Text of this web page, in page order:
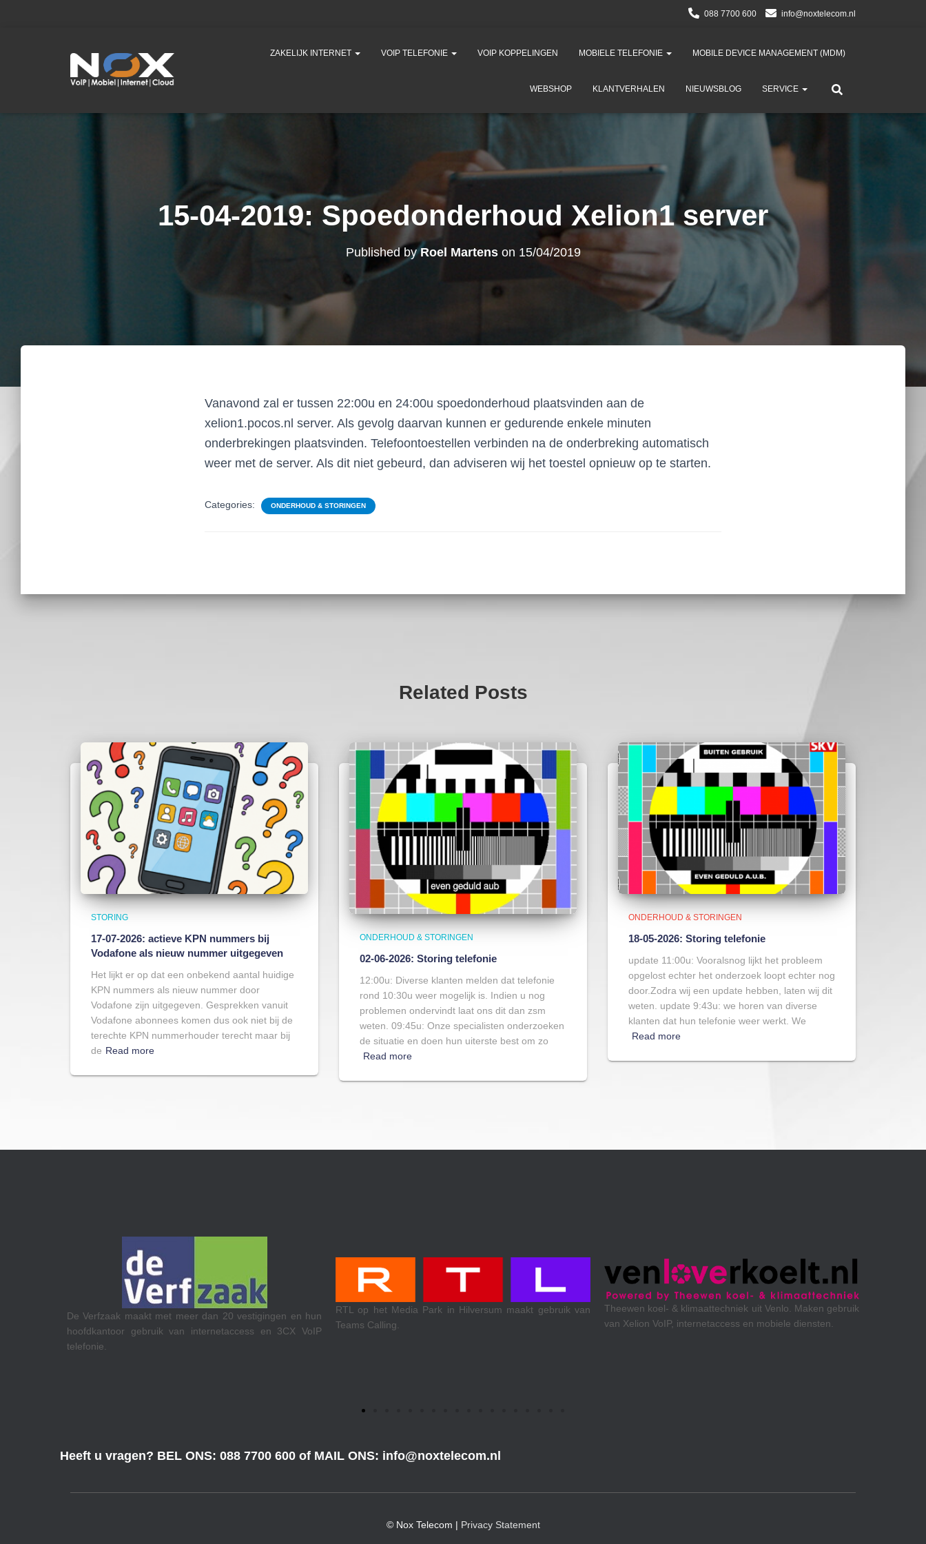
088 7700 600 info@noxtelecom.nl
ZAKELIJK INTERNET VOIP TELEFONIE VOIP KOPPELINGEN MOBIELE TELEFONIE MOBILE DEVICE MANAGEMENT (MDM)​
WEBSHOP KLANTVERHALEN NIEUWSBLOG SERVICE
15-04-2019: Spoedonderhoud Xelion1 server
Published byRoel Martenson 15/04/2019
Vanavond zal er tussen 22:00u en 24:00u spoedonderhoud plaatsvinden aan de
xelion1.pocos.nl server. Als gevolg daarvan kunnen er gedurende enkele minuten
onderbrekingen plaatsvinden. Telefoontoestellen verbinden na de onderbreking automatisch
weer met de server. Als dit niet gebeurd, dan adviseren wij het toestel opnieuw op te starten.
Categories: ONDERHOUD & STORINGEN
Related Posts
STORING
17-07-2026: actieve KPN nummers bij
Vodafone als nieuw nummer uitgegeven
Het lijkt er op dat een onbekend aantal huidige
KPN nummers als nieuw nummer door
Vodafone zijn uitgegeven. Gesprekken vanuit
Vodafone abonnees komen dus ook niet bij de
terechte KPN nummerhouder terecht maar bij
de Read more
ONDERHOUD & STORINGEN
02-06-2026: Storing telefonie
12:00u: Diverse klanten melden dat telefonie
rond 10:30u weer mogelijk is. Indien u nog
problemen ondervindt laat ons dit dan zsm
weten. 09:45u: Onze specialisten onderzoeken
de situatie en doen hun uiterste best om zo
Read more
ONDERHOUD & STORINGEN
18-05-2026: Storing telefonie
update 11:00u: Vooralsnog lijkt het probleem
opgelost echter het onderzoek loopt echter nog
door.Zodra wij een update hebben, laten wij dit
weten. update 9:43u: we horen van diverse
klanten dat hun telefonie weer werkt. We
Read more
dan 20 vestigingen en hun
internetaccess en 3CX VoIP
RTL op het Media Park in Hilversum maakt gebruik van
Theewen koel- & klimaattechniek uit Venlo. Maken gebruik
van Xelion VoIP, internetaccess en mobiele diensten.
Heeft u vragen? BEL ONS: 088 7700 600 of MAIL ONS: info@noxtelecom.nl
© Nox Telecom | Privacy Statement